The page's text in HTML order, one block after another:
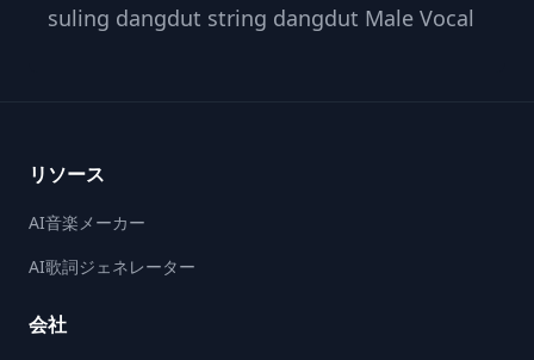
suling dangdut string dangdut Male Vocal
リソース
AI音楽メーカー
AI歌詞ジェネレーター
会社